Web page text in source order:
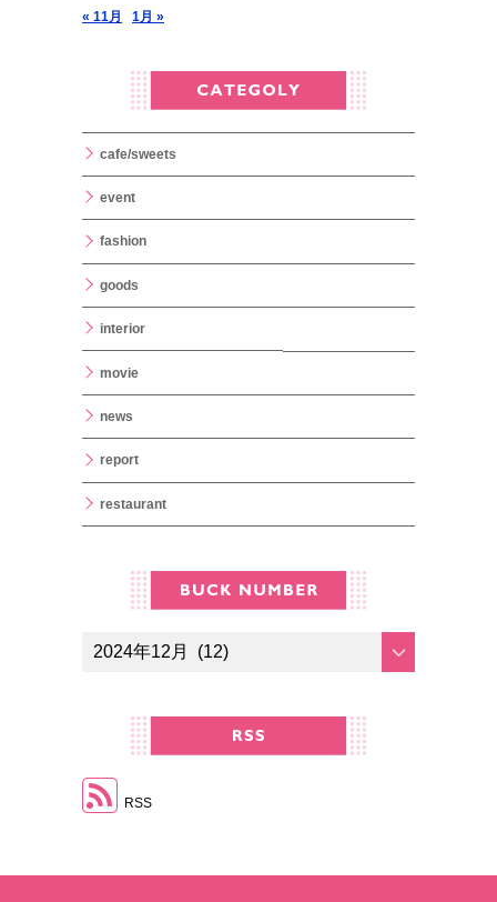
« 11月 1月 »
cafe/sweets
event
fashion
goods
interior
movie
news
report
restaurant
RSS